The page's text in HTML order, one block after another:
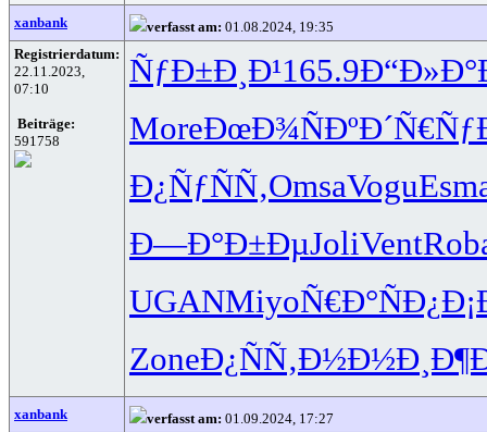
xanbank verfasst am: 01.08.2024, 19:35
Registrierdatum:
22.11.2023,
07:10
Beiträge:
591758
ÑƒÐ±Ð¸Ð¹165.9
MoreÐœÐ¾ÑÐº
Ð¿ÑƒÑÑ‚OmsaVogu
Ð—Ð°Ð±ÐµJoliVent
UGANMiyoÑ€Ð°ÑÐ¿
ZoneÐ¿ÑÑ‚Ð½
xanbank verfasst am: 01.09.2024, 17:27